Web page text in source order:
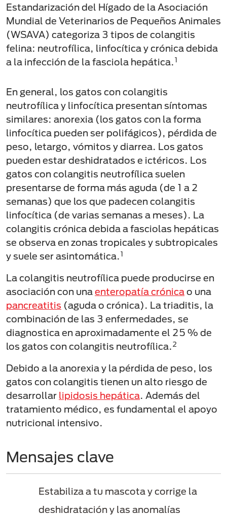
Estandarización del Hígado de la Asociación
Mundial de Veterinarios de Pequeños Animales
(WSAVA) categoriza 3 tipos de colangitis
felina: neutrofílica, linfocítica y crónica debida
a la infección de la fasciola hepática.1
En general, los gatos con colangitis
neutrofílica y linfocítica presentan síntomas
similares: anorexia (los gatos con la forma
linfocítica pueden ser polifágicos), pérdida de
peso, letargo, vómitos y diarrea. Los gatos
pueden estar deshidratados e ictéricos. Los
gatos con colangitis neutrofílica suelen
presentarse de forma más aguda (de 1 a 2
semanas) que los que padecen colangitis
linfocítica (de varias semanas a meses). La
colangitis crónica debida a fasciolas hepáticas
se observa en zonas tropicales y subtropicales
y suele ser asintomática.1
La colangitis neutrofílica puede producirse en
asociación con unaenteropatía crónicao una
pancreatitis (aguda o crónica). La triaditis, la
combinación de las 3 enfermedades, se
diagnostica en aproximadamente el 25 % de
los gatos con colangitis neutrofílica.2
Debido a la anorexia y la pérdida de peso, los
gatos con colangitis tienen un alto riesgo de
desarrollar lipidosis hepática. Además del
tratamiento médico, es fundamental el apoyo
nutricional intensivo.
Mensajes clave
Estabiliza a tu mascota y corrige la
deshidratación y las anomalías